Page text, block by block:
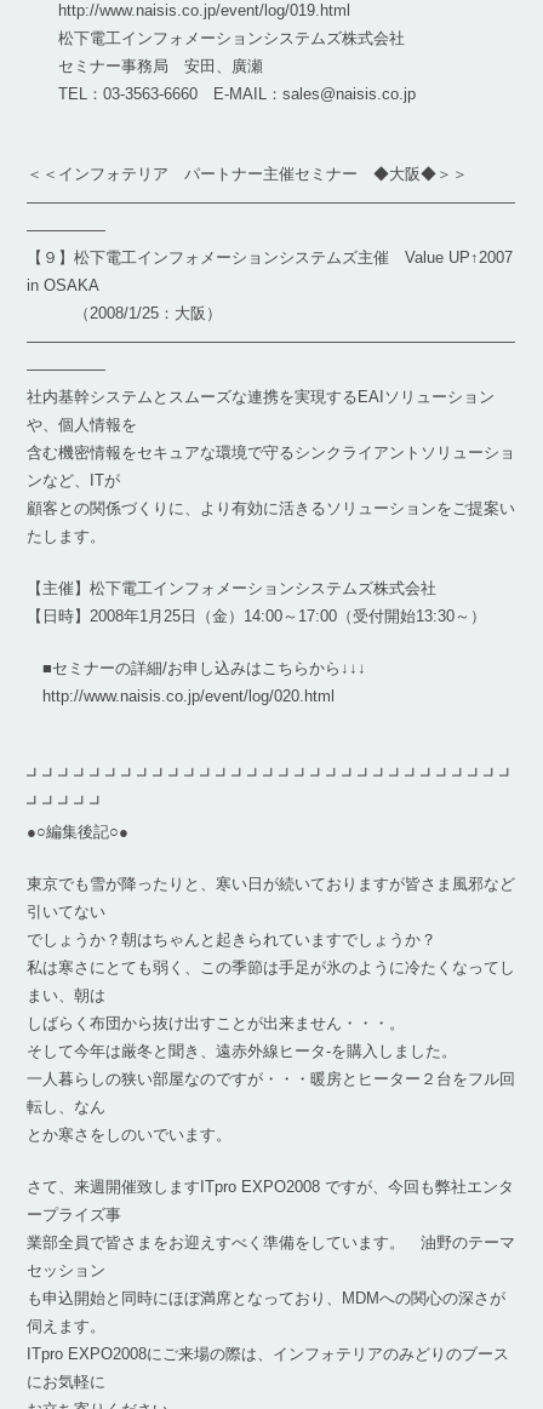
http://www.naisis.co.jp/event/log/019.html
松下電工インフォメーションシステムズ株式会社
セミナー事務局 安田、廣瀬
TEL：03-3563-6660 E-MAIL：sales@naisis.co.jp
＜＜インフォテリア パートナー主催セミナー ◆大阪◆＞＞
―――――――――――――――――――――――――――――――
―――――
【９】松下電工インフォメーションシステムズ主催 Value UP↑2007
in OSAKA
（2008/1/25：大阪）
―――――――――――――――――――――――――――――――
―――――
社内基幹システムとスムーズな連携を実現するEAIソリューション
や、個人情報を
含む機密情報をセキュアな環境で守るシンクライアントソリューショ
ンなど、ITが
顧客との関係づくりに、より有効に活きるソリューションをご提案い
たします。
【主催】松下電工インフォメーションシステムズ株式会社
【日時】2008年1月25日（金）14:00～17:00（受付開始13:30～）
■セミナーの詳細/お申し込みはこちらから↓↓↓
http://www.naisis.co.jp/event/log/020.html
┛┛┛┛┛┛┛┛┛┛┛┛┛┛┛┛┛┛┛┛┛┛┛┛┛┛┛┛┛┛┛
┛┛┛┛┛
●○編集後記○●
東京でも雪が降ったりと、寒い日が続いておりますが皆さま風邪など
引いてない
でしょうか？朝はちゃんと起きられていますでしょうか？
私は寒さにとても弱く、この季節は手足が氷のように冷たくなってし
まい、朝は
しばらく布団から抜け出すことが出来ません・・・。
そして今年は厳冬と聞き、遠赤外線ヒータ-を購入しました。
一人暮らしの狭い部屋なのですが・・・暖房とヒーター２台をフル回
転し、なん
とか寒さをしのいでいます。
さて、来週開催致しますITpro EXPO2008 ですが、今回も弊社エンタ
ープライズ事
業部全員で皆さまをお迎えすべく準備をしています。 油野のテーマ
セッション
も申込開始と同時にほぼ満席となっており、MDMへの関心の深さが
伺えます。
ITpro EXPO2008にご来場の際は、インフォテリアのみどりのブース
にお気軽に